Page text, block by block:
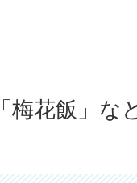
梅花飯」な